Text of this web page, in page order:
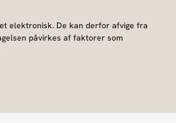
elektronisk. De kan derfor afvige fra
påvirkes af faktorer som